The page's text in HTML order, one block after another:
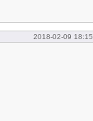
2018-02-09 18:15